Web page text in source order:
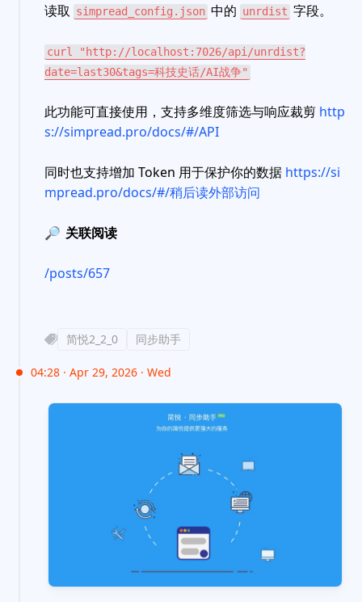
读取 simpread_config.json 中的 unrdist 字段。
curl "http://localhost:7026/api/unrdist?
date=last30&tags=科技史话/AI战争"
此功能可直接使用，支持多维度筛选与响应裁剪 http
s://simpread.pro/docs/#/API
同时也支持增加 Token 用于保护你的数据 https://si
mpread.pro/docs/#/稍后读外部访问
🔎 关联阅读
/posts/657
简悦2_2_0 同步助手
04:28 · Apr 29, 2026 · Wed